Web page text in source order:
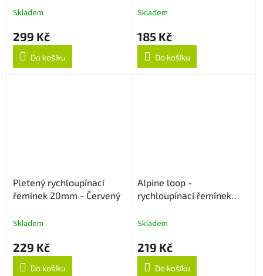
Skladem
299 Kč
Do košíku
Skladem
185 Kč
Do košíku
Pletený rychloupínací
řemínek 20mm - Červený
Skladem
229 Kč
Do košíku
Alpine loop -
rychloupínací řemínek
Skladem
219 Kč
Do košíku